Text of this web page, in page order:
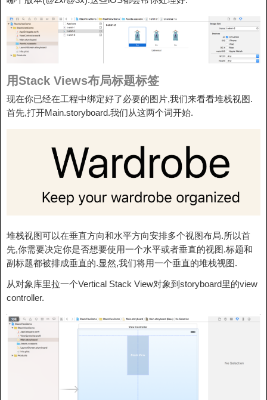
用Stack Views布局标题标签
现在你已经在工程中绑定好了必要的图片,我们来看看堆栈视图.
首先,打开Main.storyboard.我们从这两个词开始.
堆栈视图可以在垂直方向和水平方向安排多个视图布局.所以首
先,你需要决定你是否想要使用一个水平或者垂直的视图.标题和
副标题都被排成垂直的.显然,我们将用一个垂直的堆栈视图.
从对象库里拉一个Vertical Stack View对象到storyboard里的view
controller.